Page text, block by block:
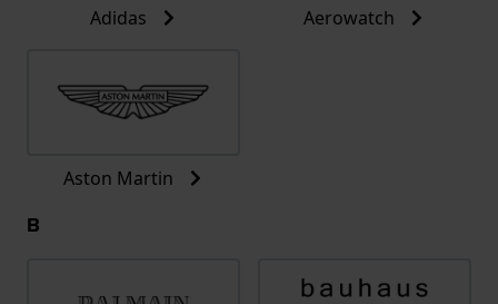
Adidas Aerowatch
Aston Martin
B